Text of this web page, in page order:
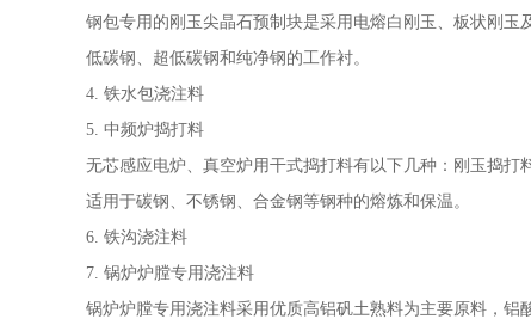
钢包专用的刚玉尖晶石预制块是采用电熔白刚玉、板状刚
低碳钢、超低碳钢和纯净钢的工作衬。
4. 铁水包浇注料
5. 中频炉捣打料
无芯感应电炉、真空炉用干式捣打料有以下几种：刚玉捣
适用于碳钢、不锈钢、合金钢等钢种的熔炼和保温。
6. 铁沟浇注料
7. 锅炉炉膛专用浇注料
锅炉炉膛专用浇注料采用优质高铝矾土熟料为主要原料，铝